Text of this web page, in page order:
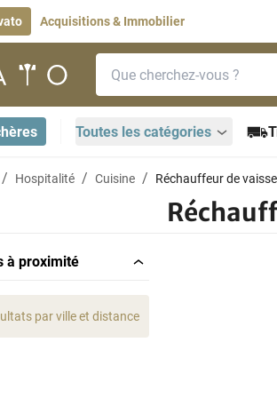
Acquisitions & Immobilier
Toutes les catégories
Hospitalité Cuisine Réchauffeur de
à proximité
par ville et distance